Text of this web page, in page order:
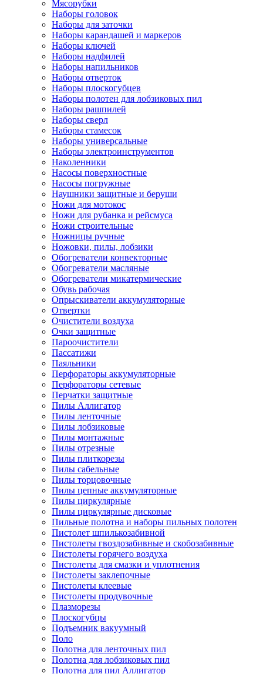
Мясорубки
Наборы головок
Наборы для заточки
Наборы карандашей и маркеров
Наборы ключей
Наборы надфилей
Наборы напильников
Наборы отверток
Наборы плоскогубцев
Наборы полотен для лобзиковых пил
Наборы рашпилей
Наборы сверл
Наборы стамесок
Наборы универсальные
Наборы электроинструментов
Наколенники
Насосы поверхностные
Насосы погружные
Наушники защитные и беруши
Ножи для мотокос
Ножи для рубанка и рейсмуса
Ножи строительные
Ножницы ручные
Ножовки, пилы, лобзики
Обогреватели конвекторные
Обогреватели масляные
Обогреватели микатермические
Обувь рабочая
Опрыскиватели аккумуляторные
Отвертки
Очистители воздуха
Очки защитные
Пароочистители
Пассатижи
Паяльники
Перфораторы аккумуляторные
Перфораторы сетевые
Перчатки защитные
Пилы Аллигатор
Пилы ленточные
Пилы лобзиковые
Пилы монтажные
Пилы отрезные
Пилы плиткорезы
Пилы сабельные
Пилы торцовочные
Пилы цепные аккумуляторные
Пилы циркулярные
Пилы циркулярные дисковые
Пильные полотна и наборы пильных полотен
Пистолет шпилькозабивной
Пистолеты гвоздозабивные и скобозабивные
Пистолеты горячего воздуха
Пистолеты для смазки и уплотнения
Пистолеты заклепочные
Пистолеты клеевые
Пистолеты продувочные
Плазморезы
Плоскогубцы
Подъемник вакуумный
Поло
Полотна для ленточных пил
Полотна для лобзиковых пил
Полотна для пил Аллигатор